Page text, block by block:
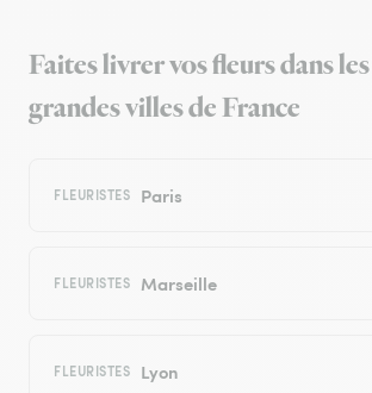
Faites livrer vos fleurs dans
grandes villes de France
FLEURISTES Paris
FLEURISTES Marseille
FLEURISTES Lyon